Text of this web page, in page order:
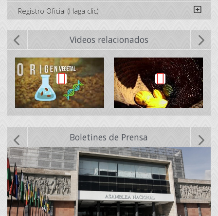
Registro Oficial (Haga clic)
Videos relacionados
Boletines de Prensa